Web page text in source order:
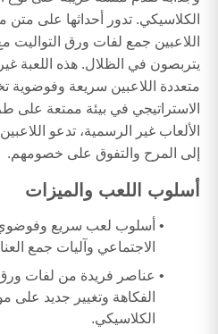
الكلاسيكي. تدور أحداثها على
اللاعبين جمع لفات ورق التواليت
يتربصون في الظلال. هذه اللعبة
متعددة اللاعبين سريعة وفوضوية
الاستراتيجي في بيئة ممتعة على
الألعاب غير الرسمية، تدعو
إلى المرح والتفوق على خصومهم.
أسلوب اللعب والميزات
أسلوب لعب سريع وفوضوي
الاجتماعي وآليات جمع
عناصر فريدة من لفات
الكلاسيكي.